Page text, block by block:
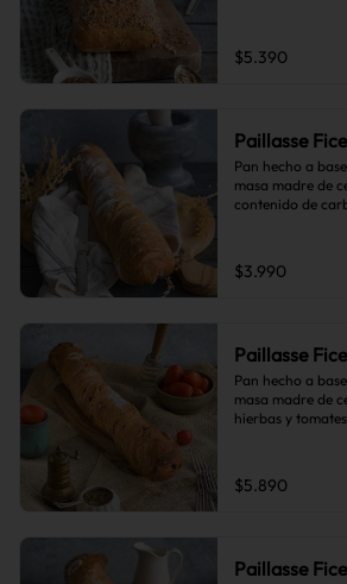
tostado y frutos
$5.390
Paillasse
Pan hecho a
masa madre de
contenido de
$3.990
Paillasse
Pan hecho a
masa madre de
hierbas y
$5.890
Paillasse